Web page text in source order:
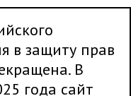
в защиту прав
В
года сайт